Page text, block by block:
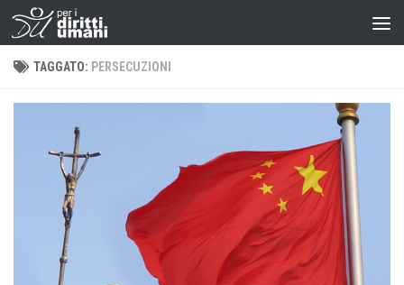
TAGGATO: PERSECUZIONI